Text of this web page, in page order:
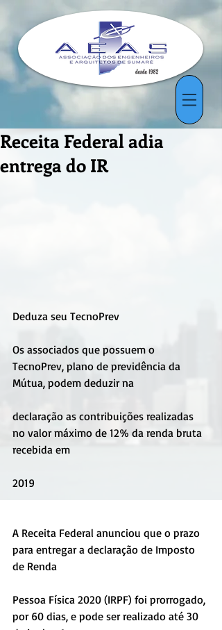
Receita Federal adia
entrega do IR
Deduza seu TecnoPrev
Os associados que possuem o
TecnoPrev, plano de previdência da
Mútua, podem deduzir na
declaração as contribuições realizadas
no valor máximo de 12% da renda bruta
recebida em
2019
A Receita Federal anunciou que o prazo
para entregar a declaração de Imposto
de Renda
Pessoa Física 2020 (IRPF) foi prorrogado,
por 60 dias, e pode ser realizado até 30